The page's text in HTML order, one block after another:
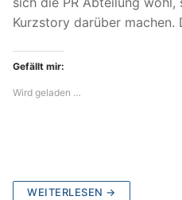
Kurzstory darüber
Gefällt mir:
Wird geladen …
WEITERLESEN →